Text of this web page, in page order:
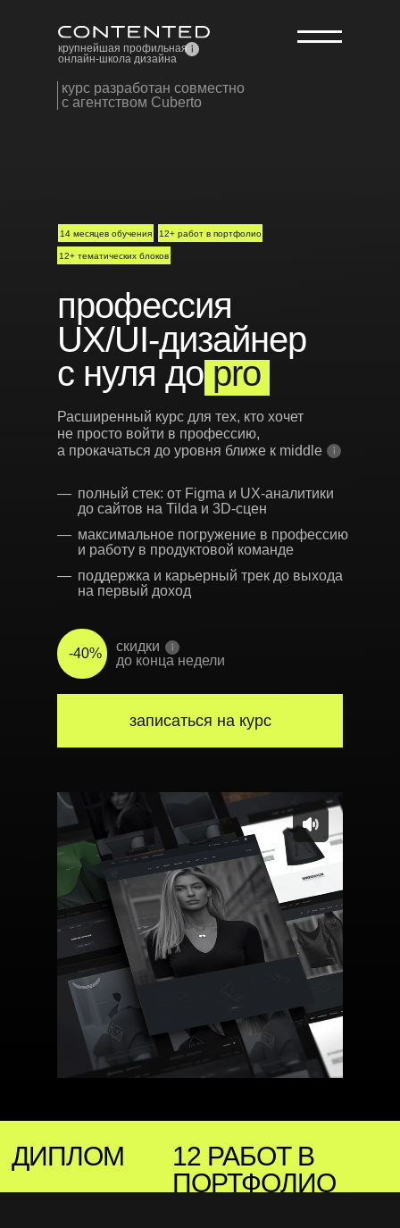
крупнейшая профильная
онлайн-школа дизайна
курс разработан совместно
с агентством Cuberto
Курс UX/UI дизайнер
интерфейсов с нуля до PRO
Расширенный курс для тех, кто хочет
не просто войти в профессию,
а прокачаться до уровня ближе к middle
профессия
UX/UI-дизайнер
с нуля доpro
14 месяцев обучения
12+ тематических блоков
12+ работ в портфолио
-40%
скидки
до конца недели
— полный стек: от Figma и UX-аналитики
до сайтов на Tilda и 3D-сцен
— максимальное погружение в профессию
и работу в продуктовой команде
— поддержка и карьерный трек до выхода
на первый доход
записаться на курс
ДИПЛОМ
12 РАБОТ В
ПОРТФОЛИО